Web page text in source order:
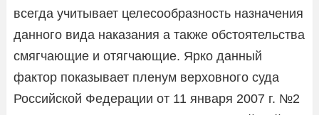
всегда учитывает целесообразность назначения
данного вида наказания а также обстоятельства
смягчающие и отягчающие. Ярко данный
фактор показывает пленум верховного суда
Российской Федерации от 11 января 2007 г. №2